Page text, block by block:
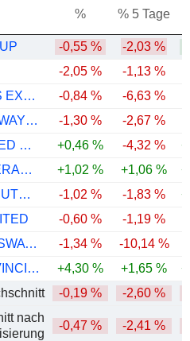
% % 5 Tage
-0,55 % -2,03 %
-2,05 % -1,13 %
CHINA MERCHANTS EXPRESSWAY NETWORK & TECHNOLOGY HOLDINGS CO.,LTD.
-0,84 % -6,63 %
JIANGSU EXPRESSWAY COMPANY LIMITED
-1,30 % -2,67 %
SHANDONG HI-SPEED COMPANY LIMITED
+0,46 % -4,32 %
PROMOTORA Y OPERADORA DE INFRAESTRUCTURA, S. A. B. DE C. V.
+1,02 % +1,06 %
MOTIVA INFRAESTRUTURA DE MOBILIDADE S.A.
-1,02 % -1,83 %
-0,60 % -1,19 %
ZHEJIANG EXPRESSWAY CO., LTD.
-1,34 % -10,14 %
GUANGDONG PROVINCIAL EXPRESSWAY DEVELOPMENT CO., LTD.
+4,30 % +1,65 %
-0,19 % -2,60 %
nach
-0,47 % -2,41 %